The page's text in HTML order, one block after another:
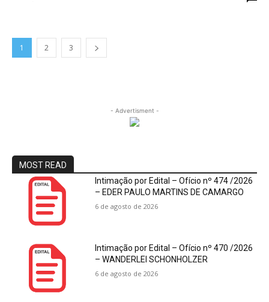
1 2 3
- Advertisment -
MOST READ
Intimação por Edital – Ofício nº 474 /2026
– EDER PAULO MARTINS DE CAMARGO
6 de agosto de 2026
Intimação por Edital – Ofício nº 470 /2026
– WANDERLEI SCHONHOLZER
6 de agosto de 2026